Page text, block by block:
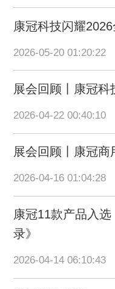
康冠科技闪耀
2026-05-20 01:20:22
展会回顾丨康冠科
2026-04-22 00:40:10
展会回顾丨康冠
2026-04-16 01:04:28
康冠11款产品入
录》
2026-04-14 06:10:43